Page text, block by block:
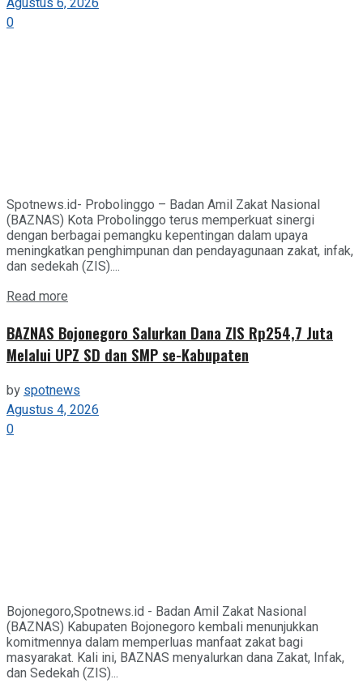
0
Spotnews.id- Probolinggo – Badan Amil Zakat Nasional
(BAZNAS) Kota Probolinggo terus memperkuat sinergi
dengan berbagai pemangku kepentingan dalam upaya
meningkatkan penghimpunan dan pendayagunaan zakat, infak,
dan sedekah (ZIS)....
Read more
BAZNAS Bojonegoro Salurkan Dana ZIS Rp254,7 Juta
Melalui UPZ SD dan SMP se-Kabupaten
by spotnews
Agustus 4, 2026
0
Bojonegoro,Spotnews.id - Badan Amil Zakat Nasional
(BAZNAS) Kabupaten Bojonegoro kembali menunjukkan
komitmennya dalam memperluas manfaat zakat bagi
masyarakat. Kali ini, BAZNAS menyalurkan dana Zakat, Infak,
dan Sedekah (ZIS)...